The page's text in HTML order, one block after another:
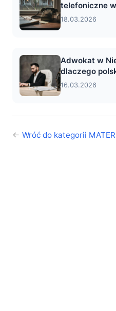
telefoniczne
18.03.2026
Adwokat w
dlaczego
16.03.2026
← Wróć do kategorii